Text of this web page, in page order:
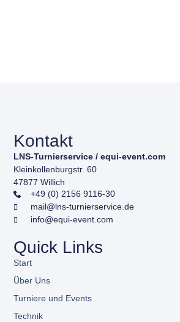
Quick Links
Start
Über Uns
Turniere und Events
Technik
Kontakt
LNS-Turnierservice / equi-event.com
Kleinkollenburgstr. 60
47877 Willich
+49 (0) 2156 9116-30
mail@lns-turnierservice.de
info@equi-event.com